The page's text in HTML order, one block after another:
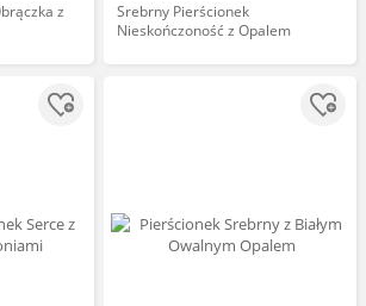
z
Srebrny Pierścionek
Nieskończoność z Opalem